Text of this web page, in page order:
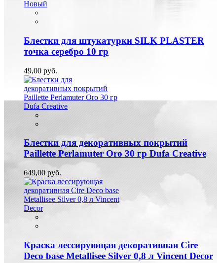
Новый
Блестки для штукатурки SILK PLASTER
точка серебро 10 гр
49,00 руб.
Блестки для декоративных покрытий
Paillette Perlamuter Oro 30 гр Dufa Creative
649,00 руб.
Краска лессирующая декоративная Cire
Deco base Metallisee Silver 0,8 л Vincent Decor